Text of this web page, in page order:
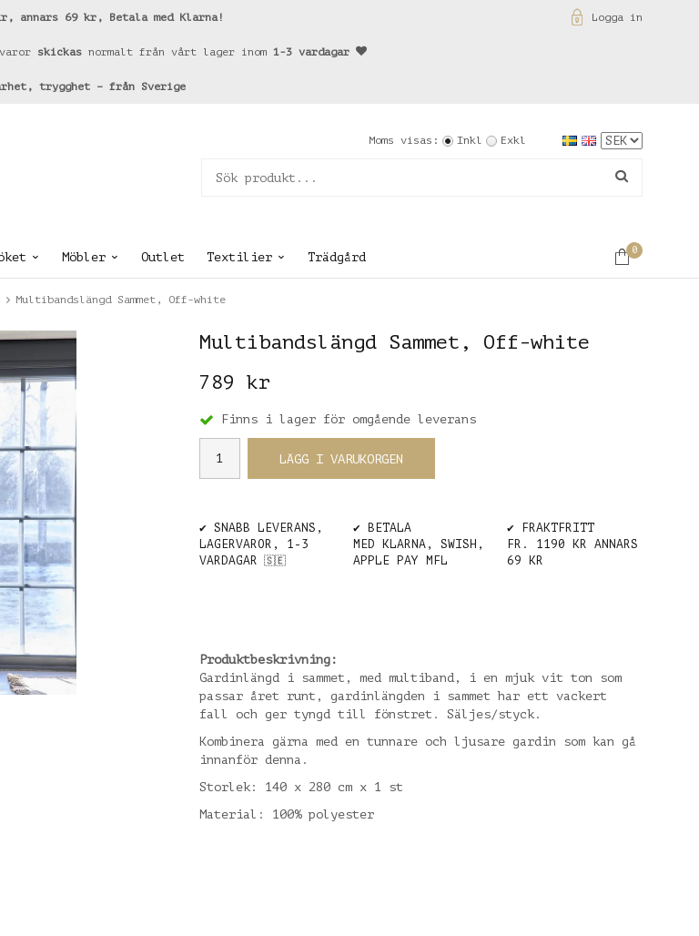
Logga in
annars 69 kr, Betala med Klarna!
skickas normalt från vårt lager inom 1-3 vardagar
trygghet – från Sverige
Moms visas: Inkl Exkl
Möbler Outlet Textilier Trädgård
0
Multibandslängd Sammet, Off-white
Multibandslängd Sammet, Off-white
789 kr
Finns i lager för omgående leverans
LÄGG I VARUKORGEN
✔️ SNABB LEVERANS,
LAGERVAROR, 1-3
VARDAGAR
🇸🇪
✔️ BETALA
MED KLARNA, SWISH,
APPLE PAY MFL
✔️ FRAKTFRITT
FR. 1190 KR ANNARS
69 KR
Produktbeskrivning:
Gardinlängd i sammet, med multiband, i en mjuk vit ton som
passar året runt, gardinlängden i sammet har ett vackert
fall och ger tyngd till fönstret. Säljes/styck.
Kombinera gärna med en tunnare och ljusare gardin som kan gå
innanför denna.
Storlek: 140 x 280 cm x 1 st
Material: 100% polyester